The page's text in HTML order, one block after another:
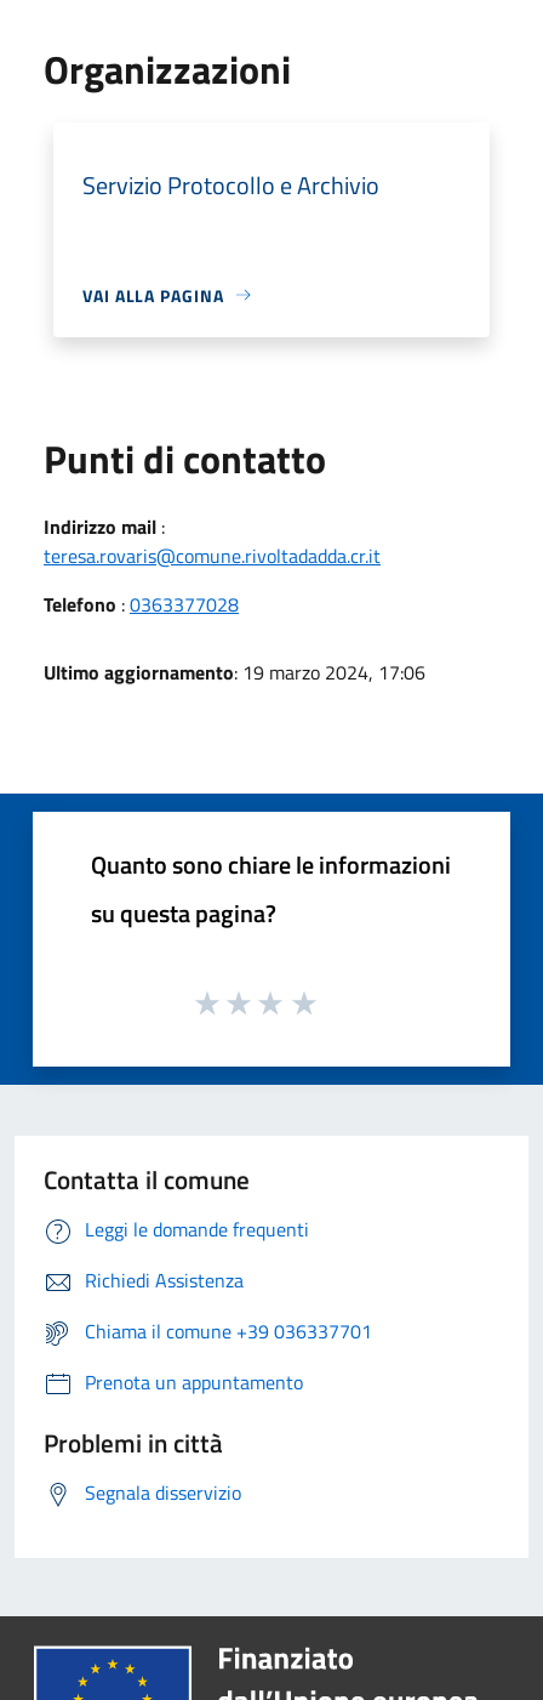
Organizzazioni
Servizio Protocollo e Archivio
VAI ALLA PAGINA
Punti di contatto
Indirizzo mail :
teresa.rovaris@comune.rivoltadadda.cr.it
Telefono :0363377028
Ultimo aggiornamento: 19 marzo 2024, 17:06
Quanto sono chiare le informazioni
su questa pagina?
Contatta il comune
Leggi le domande frequenti
Richiedi Assistenza
Chiama il comune +39 036337701
Prenota un appuntamento
Problemi in città
Segnala disservizio